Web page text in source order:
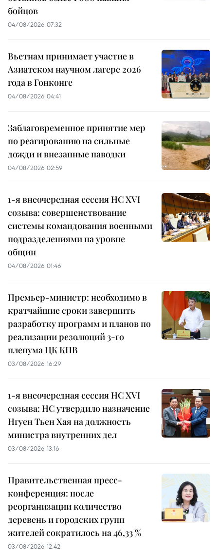
бойцов
04/08/2026 07:32
Вьетнам принимает участие в
Азиатском научном лагере 2026
года в Гонконге
04/08/2026 04:41
Заблаговременное принятие мер
по реагированию на сильные
дожди и внезапные паводки
04/08/2026 02:59
1-я внеочередная сессия НС XVI
созыва: совершенствование
системы командования военными
подразделениями на уровне
общин
04/08/2026 01:46
Премьер-министр: необходимо в
кратчайшие сроки завершить
разработку программ и планов по
реализации резолюций 3-го
пленума ЦК КПВ
03/08/2026 16:29
1-я внеочередная сессия НС XVI
созыва: НС утвердило назначение
Нгуен Тьен Хая на должность
министра внутренних дел
03/08/2026 13:16
Правительственная пресс-
конференция: после
реорганизации количество
деревень и городских групп
жителей сократилось на 46,33 %
03/08/2026 12:42